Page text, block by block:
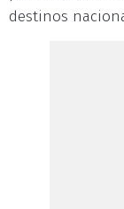
destinos